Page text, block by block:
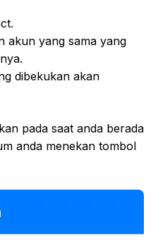
akun yang sama yang
dibekukan akan
pada saat anda berada
anda menekan tombol